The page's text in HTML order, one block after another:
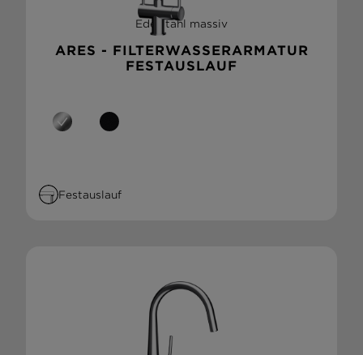
Edelstahl massiv
ARES - FILTERWASSERARMATUR
FESTAUSLAUF
Festauslauf